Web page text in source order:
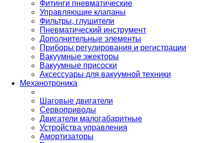
Фитинги пневматические
Управляющие клапаны
Фильтры, глушители
Пневматический инструмент
Дополнительные элементы
Приборы регулирования и регистрации
Вакуумные эжекторы
Вакуумные присоски
Аксессуары для вакуумной техники
Механотроника
Шаговые двигатели
Сервоприводы
Двигатели малогабаритные
Устройства управления
Амортизаторы